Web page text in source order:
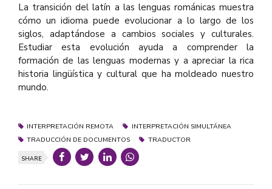
La transición del latín a las lenguas románicas muestra
cómo un idioma puede evolucionar a lo largo de los
siglos, adaptándose a cambios sociales y culturales.
Estudiar esta evolución ayuda a comprender la
formación de las lenguas modernas y a apreciar la rica
historia lingüística y cultural que ha moldeado nuestro
mundo.
INTERPRETACIÓN REMOTA
INTERPRETACIÓN SIMULTÁNEA
TRADUCCIÓN DE DOCUMENTOS
TRADUCTOR
SHARE